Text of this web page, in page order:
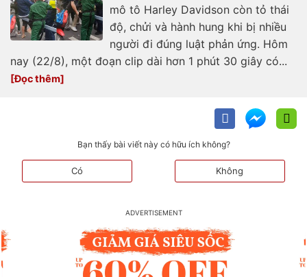
mô tô Harley Davidson còn tỏ thái
độ, chửi và hành hung khi bị nhiều
người đi đúng luật phản ứng. Hôm
nay (22/8), một đoạn clip dài hơn 1 phút 30 giây có...
Bạn thấy bài viết này có hữu ích không?
Có Không